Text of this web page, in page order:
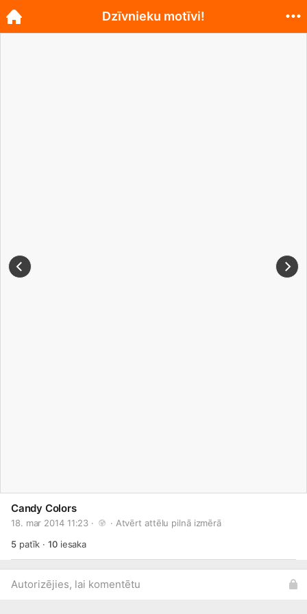
Candy Colors
18. mar 2014 11:23 · · Atvērt attēlu pilnā izmērā
5patīk ·10iesaka
Autorizējies, lai komentētu
Dzīvnieku motīvi!